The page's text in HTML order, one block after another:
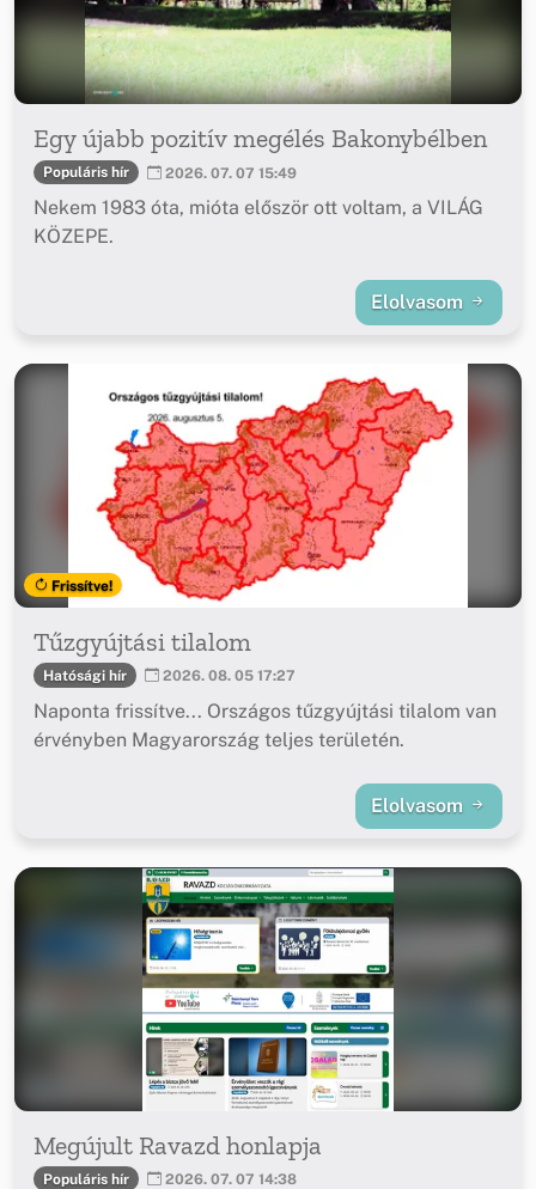
Egy újabb pozitív megélés Bakonybélben
Populáris hír 2026. 07. 07 15:49
Nekem 1983 óta, mióta először ott voltam, a VILÁG
KÖZEPE.
Elolvasom
Frissítve!
Tűzgyújtási tilalom
Hatósági hír 2026. 08. 05 17:27
Naponta frissítve... Országos tűzgyújtási tilalom van
érvényben Magyarország teljes területén.
Elolvasom
Megújult Ravazd honlapja
Populáris hír 2026. 07. 07 14:38